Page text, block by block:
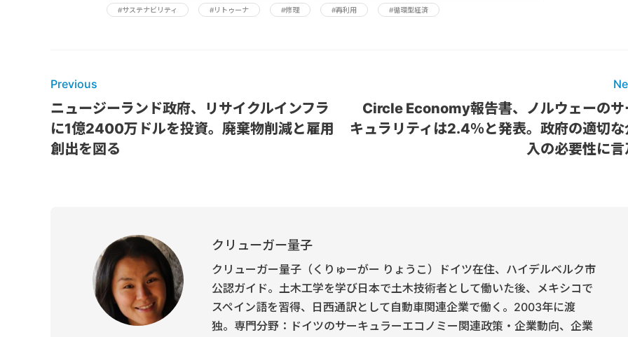
#サステナビリティ #リトゥーナ #修理 #再利用 #循環型経済
Previous
ニュージーランド政府、リサイクルインフラ
に1億2400万ドルを投資。廃棄物削減と雇用
創出を図る
Circle Economy報告書、ノルウェーのサ
キュラリティは2.4％と発表。政府の適切な
入の必要性に言
クリューガー量子
クリューガー量子（くりゅーがー りょうこ）ドイツ在住、ハイデルベルク市
公認ガイド。土木工学を学び日本で土木技術者として働いた後、メキシコで
スペイン語を習得、日西通訳として自動車関連企業で働く。2003年に渡
独。専門分野：ドイツのサーキュラーエコノミー関連政策・企業動向、企業